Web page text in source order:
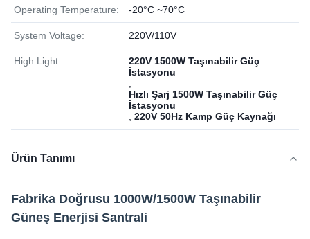
Operating Temperature: -20°C ~70°C
System Voltage: 220V/110V
High Light:
220V 1500W Taşınabilir Güç
İstasyonu
Hızlı Şarj 1500W Taşınabilir Güç
İstasyonu
220V 50Hz Kamp Güç Kaynağı
Ürün Tanımı
Fabrika Doğrusu 1000W/1500W Taşınabilir
Güneş Enerjisi Santrali